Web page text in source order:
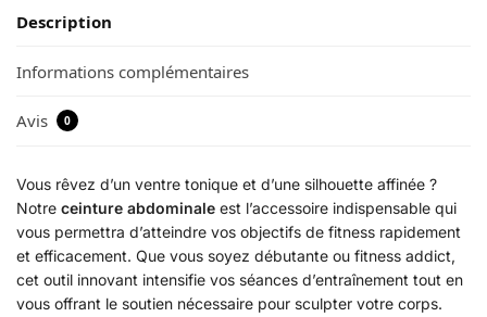
Description
Informations complémentaires
Avis 0
Vous rêvez d’un ventre tonique et d’une silhouette affinée ?
Notre ceinture abdominale est l’accessoire indispensable qui
vous permettra d’atteindre vos objectifs de fitness rapidement
et efficacement. Que vous soyez débutante ou fitness addict,
cet outil innovant intensifie vos séances d’entraînement tout en
vous offrant le soutien nécessaire pour sculpter votre corps.